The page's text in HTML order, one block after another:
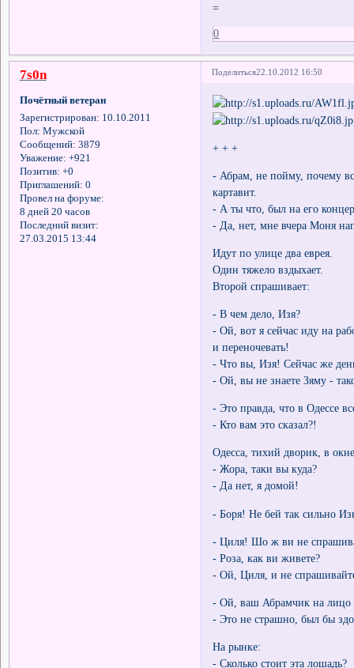
=
0
Поделиться22.10.2012 16:50
7s0n
Почётный ветеран
Зарегистрирован: 10.10.2011
Пол: Мужской
Сообщений: 3879
Уважение: +921
Позитив: +0
Приглашений: 0
Провел на форуме:
8 дней 20 часов
Последний визит:
27.03.2015 13:44
+ + +
- Абрам, не пойму, почему
картавит.
- А ты что, был на его
- Да, нет, мне вчера Моня
Идут по улице два еврея.
Один тяжело вздыхает.
Второй спрашивает:
- В чем дело, Изя?
- Ой, вот я сейчас иду на
и переночевать!
- Что вы, Изя! Сейчас же
- Ой, вы не знаете Зяму -
- Это правда, что в Одессе
- Кто вам это сказал?!
Одесса, тихий дворик, в
- Жора, таки вы куда?
- Да нет, я домой!
- Боря! Не бей так сильно
- Циля! Шо ж ви не
- Роза, как ви живете?
- Ой, Циля, и не
- Ой, ваш Абрамчик на
- Это не страшно, был бы
На рынке:
- Сколько стоит эта лошадь?